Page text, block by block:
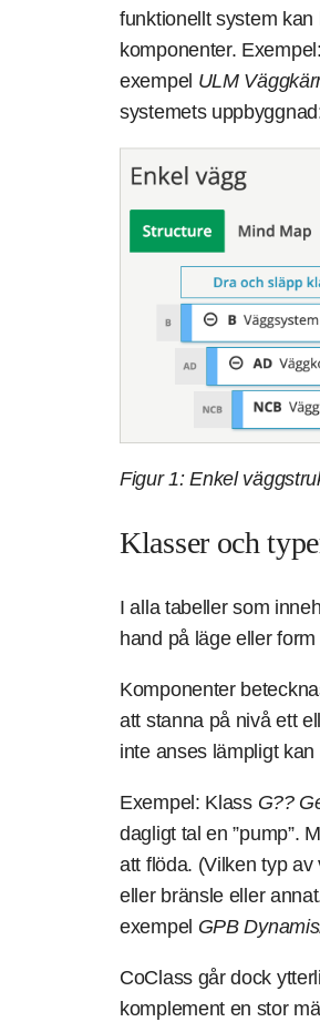
funktionellt system
komponenter.
exempel ULM
systemets
Figur 1: Enkel
Klasser och
I alla tabeller som
hand på läge eller
Komponenter
att stanna på nivå ett
inte anses lämpligt
Exempel: Klass G??
dagligt tal en ”pump”.
att flöda. (Vilken typ
eller bränsle eller
exempel GPB
CoClass går dock
komplement en stor